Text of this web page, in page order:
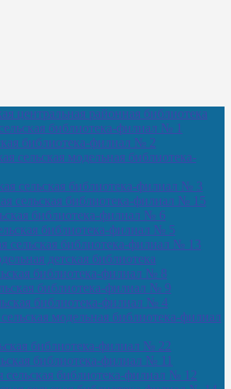
центральная районная библиотека
библиотека-филиал № 1
библиотека-филиал № 2
сельская модельная библиотека-
сельская библиотека-филиал № 3
сельская библиотека-филиал № 15
библиотека-филиал № 6
библиотека-филиал № 5
сельская библиотека-филиал № 13
детская библиотека
библиотека-филиал № 8
библиотека-филиал № 9
библиотека-филиал № 4
модельная библиотека-филиал
библиотека-филиал № 22
библиотека-филиал № 11
сельская библиотека-филиал № 12